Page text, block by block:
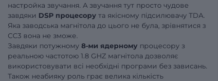
настройка звучання. А звучання тут просто чудове
завдяки DSP процесору та якісному підсилювачу TDA.
Яка заводська магнітола до цього не була, зрівнятися з
CC3 вона не зможе.
Завдяки потужному 8-ми ядерному процесору з
реальною частотою 1.8 GHZ магнітола дозволяє
використовувати всі необхідні програми без зависань.
Також неабияку роль грає велика кількість